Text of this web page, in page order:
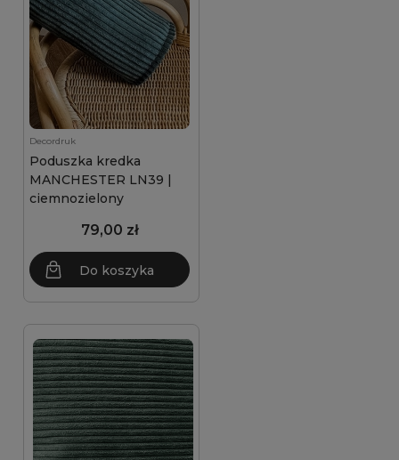
Decordruk
Poduszka kredka
MANCHESTER LN39 |
ciemnozielony
79,00 zł
Do koszyka